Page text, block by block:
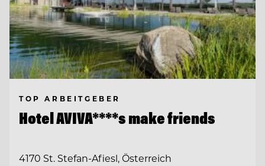
TOP ARBEITGEBER
Hotel AVIVA****s make friends
4170 St. Stefan-Afiesl, Österreich